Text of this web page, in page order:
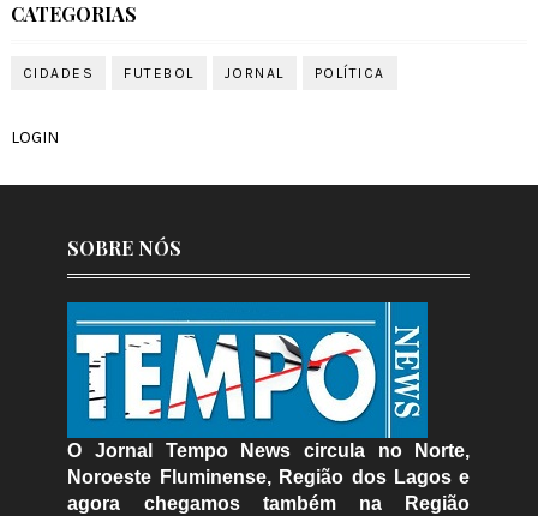
CATEGORIAS
CIDADES FUTEBOL JORNAL POLÍTICA
LOGIN
SOBRE NÓS
O Jornal Tempo News circula no Norte,
Noroeste Fluminense, Região dos Lagos e
agora chegamos também na Região